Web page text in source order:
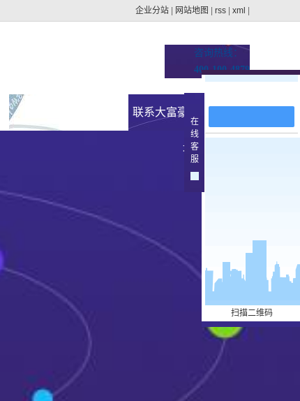
企业分站 网站地图 rss xml
咨询热线：
400-100-4879
联系大富豪官方下载地
址
在
线
客
服
扫描二维码